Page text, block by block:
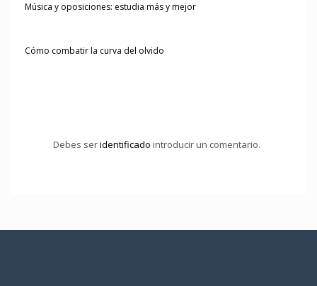
Música y oposiciones: estudia más y mejor
Cómo combatir la curva del olvido
Debes seridentificado introducir un comentario.